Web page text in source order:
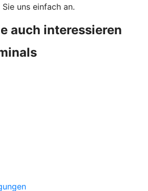
uns einfach an.
auch interessieren